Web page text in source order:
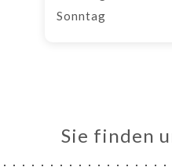
Sonntag
Sie finden